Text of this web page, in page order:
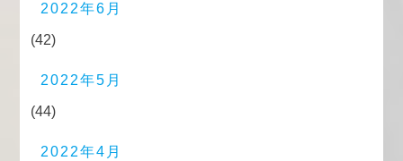
2022年6月
(42)
2022年5月
(44)
2022年4月